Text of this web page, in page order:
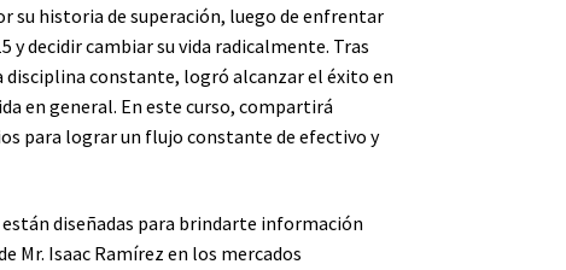
su historia de superación, luego de enfrentar
y decidir cambiar su vida radicalmente. Tras
disciplina constante, logró alcanzar el éxito en
en general. En este curso, compartirá
para lograr un flujo constante de efectivo y
están diseñadas para brindarte información
Mr. Isaac Ramírez en los mercados